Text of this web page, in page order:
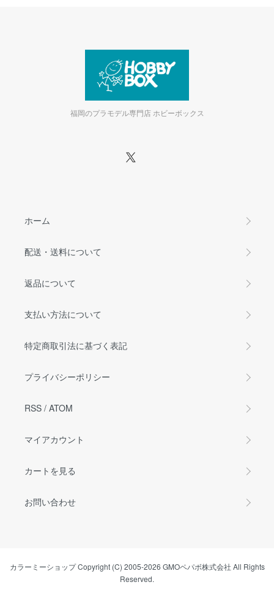
福岡のプラモデル専門店 ホビーボックス
ホーム
配送・送料について
返品について
支払い方法について
特定商取引法に基づく表記
プライバシーポリシー
RSS / ATOM
マイアカウント
カートを見る
お問い合わせ
カラーミーショップCopyright (C) 2005-2026 GMOペパボ株式会社 All Rights
Reserved.